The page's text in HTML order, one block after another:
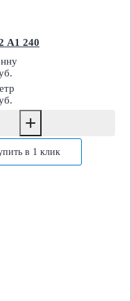
А1 240
+
в 1 клик